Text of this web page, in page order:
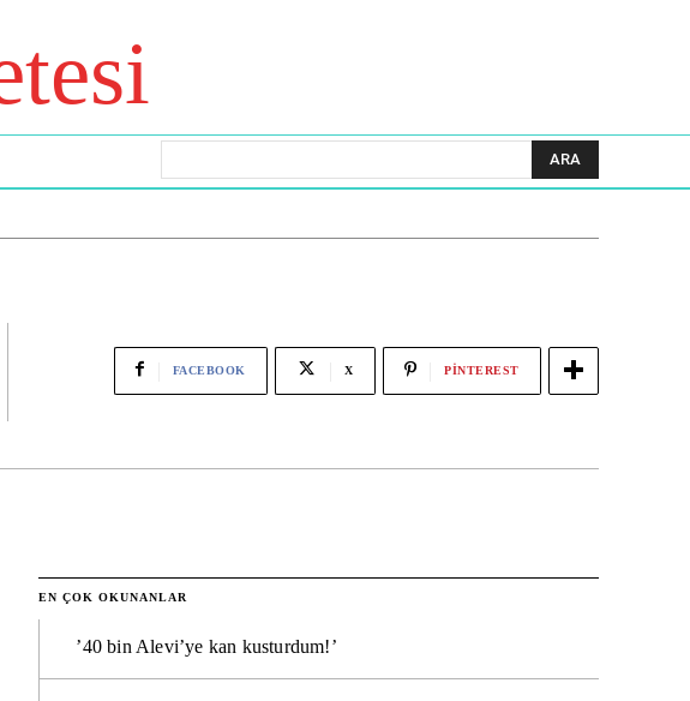
ARA
FACEBOOK X PINTEREST
EN ÇOK OKUNANLAR
’40 bin Alevi’ye kan kusturdum!’